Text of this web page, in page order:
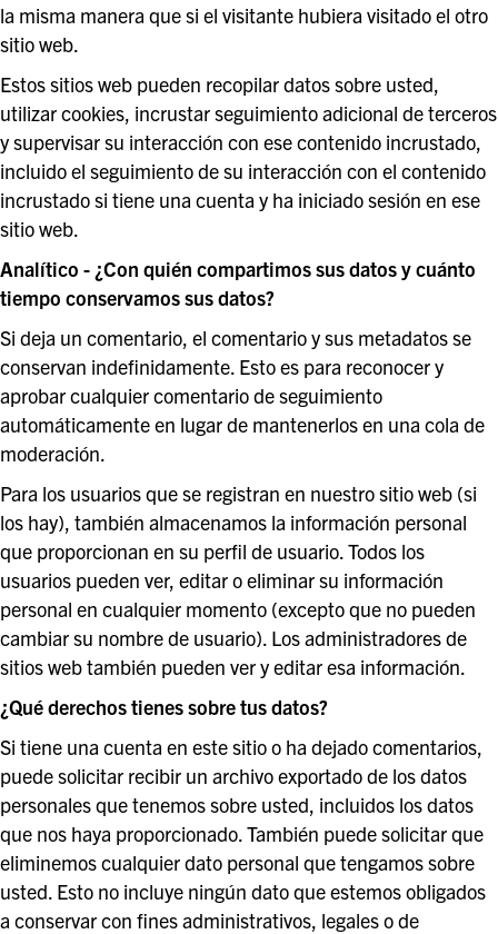
la misma manera que si el visitante hubiera visitado el otro
sitio web.
Estos sitios web pueden recopilar datos sobre usted,
utilizar cookies, incrustar seguimiento adicional de terceros
y supervisar su interacción con ese contenido incrustado,
incluido el seguimiento de su interacción con el contenido
incrustado si tiene una cuenta y ha iniciado sesión en ese
sitio web.
Analítico - ¿Con quién compartimos sus datos y cuánto
tiempo conservamos sus datos?
Si deja un comentario, el comentario y sus metadatos se
conservan indefinidamente. Esto es para reconocer y
aprobar cualquier comentario de seguimiento
automáticamente en lugar de mantenerlos en una cola de
moderación.
Para los usuarios que se registran en nuestro sitio web (si
los hay), también almacenamos la información personal
que proporcionan en su perfil de usuario. Todos los
usuarios pueden ver, editar o eliminar su información
personal en cualquier momento (excepto que no pueden
cambiar su nombre de usuario). Los administradores de
sitios web también pueden ver y editar esa información.
¿Qué derechos tienes sobre tus datos?
Si tiene una cuenta en este sitio o ha dejado comentarios,
puede solicitar recibir un archivo exportado de los datos
personales que tenemos sobre usted, incluidos los datos
que nos haya proporcionado. También puede solicitar que
eliminemos cualquier dato personal que tengamos sobre
usted. Esto no incluye ningún dato que estemos obligados
a conservar con fines administrativos, legales o de